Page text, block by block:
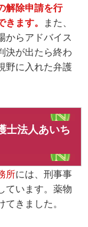
解除申請を行
ます。 また、
からアドバイス
決が出たら終わ
野に入れた弁護
士法人あいち
所には、刑事事
ています。薬物
きました。